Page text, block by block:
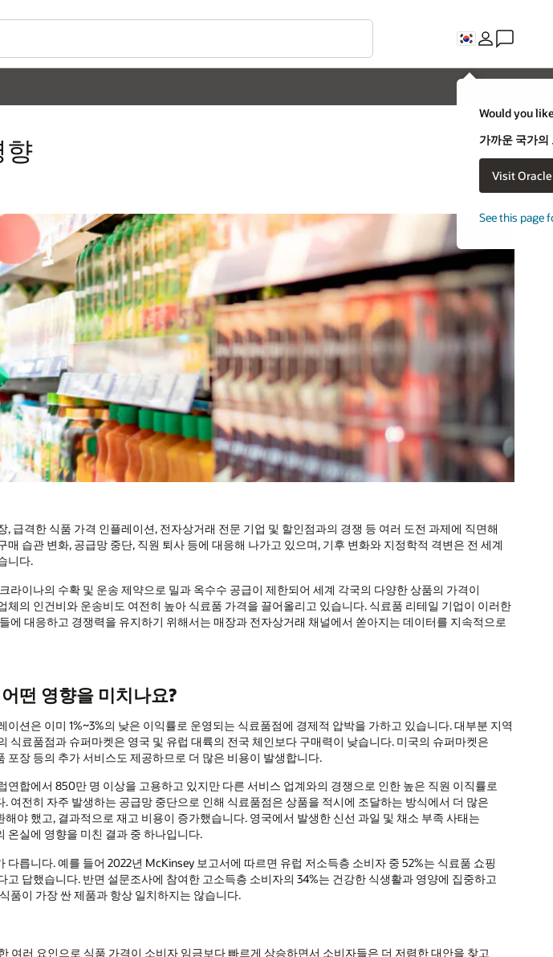
Would you
가까운 국가의
Visit
See this page
향
, 급격한 식품 가격 인플레이션, 전자상거래 전문 기업 및 할인점과의 경쟁 등 여러 도전 과제에 직면해
매 습관 변화, 공급망 중단, 직원 퇴사 등에 대응해 나가고 있으며, 기후 변화와 지정학적 격변은 전 세계
니다.
라이나의 수확 및 운송 제약으로 밀과 옥수수 공급이 제한되어 세계 각국의 다양한 상품의 가격이
체의 인건비와 운송비도 여전히 높아 식료품 가격을 끌어올리고 있습니다. 식료품 리테일 기업이 이러한
에 대응하고 경쟁력을 유지하기 위해서는 매장과 전자상거래 채널에서 쏟아지는 데이터를 지속적으로
떤 영향을 미치나요?
이션은 이미 1%~3%의 낮은 이익률로 운영되는 식료품점에 경제적 압박을 가하고 있습니다. 대부분 지역
식료품점과 슈퍼마켓은 영국 및 유럽 대륙의 전국 체인보다 구매력이 낮습니다. 미국의 슈퍼마켓은
포장 등의 추가 서비스도 제공하므로 더 많은 비용이 발생합니다.
연합에서 850만 명 이상을 고용하고 있지만 다른 서비스 업계와의 경쟁으로 인한 높은 직원 이직률로
여전히 자주 발생하는 공급망 중단으로 인해 식료품점은 상품을 적시에 조달하는 방식에서 더 많은
야 했고, 결과적으로 재고 비용이 증가했습니다. 영국에서 발생한 신선 과일 및 채소 부족 사태는
온실에 영향을 미친 결과 중 하나입니다.
다릅니다. 예를 들어 2022년 McKinsey 보고서에 따르면 유럽 저소득층 소비자 중 52%는 식료품 쇼핑
고 답했습니다. 반면 설문조사에 참여한 고소득층 소비자의 34%는 건강한 식생활과 영양에 집중하고
품이 가장 싼 제품과 항상 일치하지는 않습니다.
여러 요인으로 식품 가격이 소비자 임금보다 빠르게 상승하면서 소비자들은 더 저렴한 대안을 찾고